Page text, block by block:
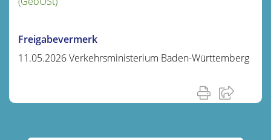
Freigabevermerk
11.05.2026 Verkehrsministerium Baden-Württemberg